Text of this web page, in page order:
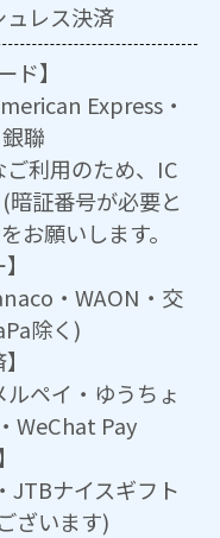
ュレス決済
ド】
Express・
聯
利用のため、IC
証番号が必要と
お願いします。
・WAON・交
除く)
ペイ・ゆうちょ
WeChat Pay
JTBナイスギフト
ざいます)